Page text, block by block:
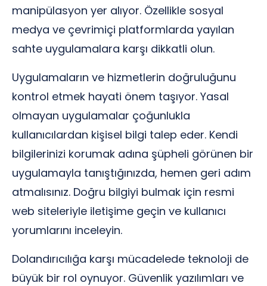
manipülasyon yer alıyor. Özellikle sosyal
medya ve çevrimiçi platformlarda yayılan
sahte uygulamalara karşı dikkatli olun.
Uygulamaların ve hizmetlerin doğruluğunu
kontrol etmek hayati önem taşıyor. Yasal
olmayan uygulamalar çoğunlukla
kullanıcılardan kişisel bilgi talep eder. Kendi
bilgilerinizi korumak adına şüpheli görünen bir
uygulamayla tanıştığınızda, hemen geri adım
atmalısınız. Doğru bilgiyi bulmak için resmi
web siteleriyle iletişime geçin ve kullanıcı
yorumlarını inceleyin.
Dolandırıcılığa karşı mücadelede teknoloji de
büyük bir rol oynuyor. Güvenlik yazılımları ve